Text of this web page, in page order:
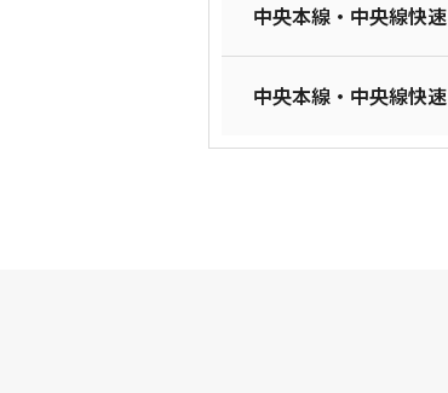
中央本線・中央線快速
中央本線・中央線快速